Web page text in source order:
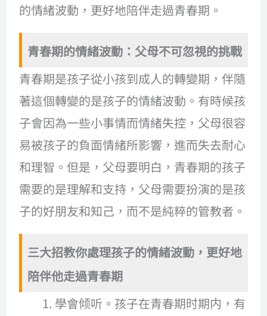
的情緒波動，更好地陪伴走過青春期。
青春期的情緒波動：父母不可忽視的挑戰
青春期是孩子從小孩到成人的轉變期，伴隨
著這個轉變的是孩子的情緒波動。有時候孩
子會因為一些小事情而情緒失控，父母很容
易被孩子的負面情緒所影響，進而失去耐心
和理智。但是，父母要明白，青春期的孩子
需要的是理解和支持，父母需要扮演的是孩
子的好朋友和知己，而不是純粹的管教者。
三大招教你處理孩子的情緒波動，更好地
陪伴他走過青春期
學會倾听。孩子在青春期时期内，有